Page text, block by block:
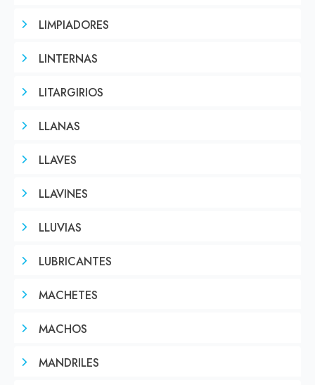
LIMPIADORES
LINTERNAS
LITARGIRIOS
LLANAS
LLAVES
LLAVINES
LLUVIAS
LUBRICANTES
MACHETES
MACHOS
MANDRILES